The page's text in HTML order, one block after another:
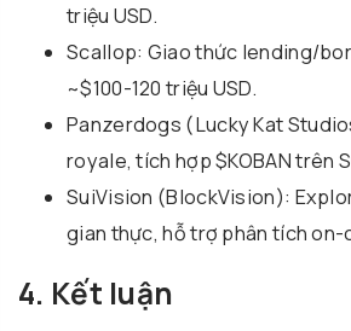
triệu USD.
Scallop: Giao thức lending/
~$100-120 triệu USD.
Panzerdogs (Lucky Kat
royale, tích hợp $KOBAN trên
SuiVision (BlockVision):
gian thực, hỗ trợ phân tích on-
4. Kết luận